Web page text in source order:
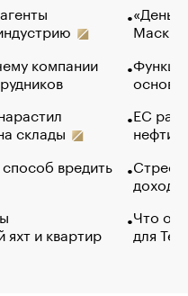
компании
склады
вредить
и квартир
Маск в
основ
ЕС
нефти
Что
для